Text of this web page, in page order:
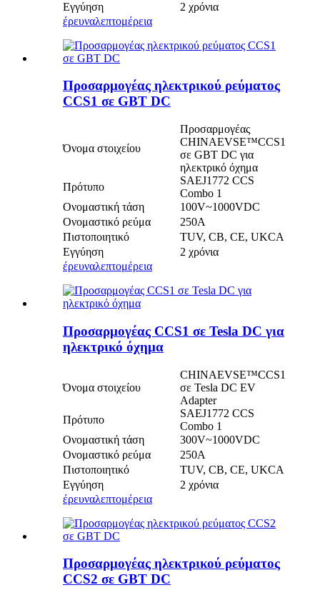
Εγγύηση
2 χρόνια
έρευναλεπτομέρεια
Προσαρμογέας ηλεκτρικού ρεύματος
CCS1 σε GBT DC
Όνομα στοιχείου
Προσαρμογέας
CHINAEVSE™️CCS1
σε GBT DC για
ηλεκτρικό όχημα
Πρότυπο
SAEJ1772 CCS
Combo 1
Ονομαστική τάση
100V~1000VDC
Ονομαστικό ρεύμα
250Α
Πιστοποιητικό
TUV, CB, CE, UKCA
Εγγύηση
2 χρόνια
έρευναλεπτομέρεια
Προσαρμογέας CCS1 σε Tesla DC για
ηλεκτρικό όχημα
Όνομα στοιχείου
CHINAEVSE™️CCS1
σε Tesla DC EV
Adapter
Πρότυπο
SAEJ1772 CCS
Combo 1
Ονομαστική τάση
300V~1000VDC
Ονομαστικό ρεύμα
250Α
Πιστοποιητικό
TUV, CB, CE, UKCA
Εγγύηση
2 χρόνια
έρευναλεπτομέρεια
Προσαρμογέας ηλεκτρικού ρεύματος
CCS2 σε GBT DC